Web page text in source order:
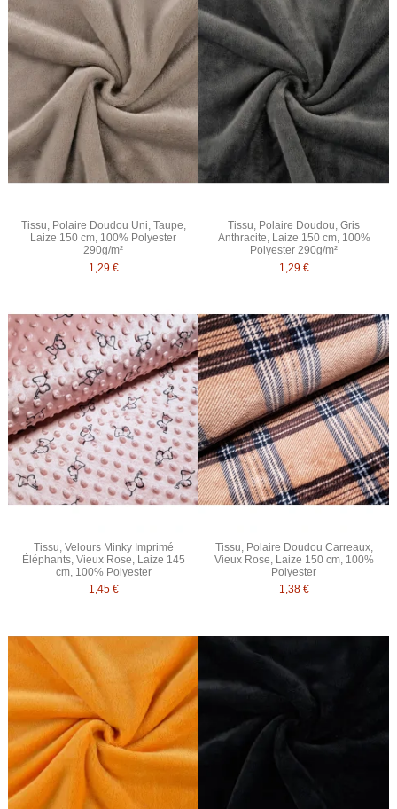
Tissu, Polaire Doudou Uni, Taupe,
Laize 150 cm, 100% Polyester
290g/m²
1,29 €
Tissu, Polaire Doudou, Gris
Anthracite, Laize 150 cm, 100%
Polyester 290g/m²
1,29 €
Tissu, Velours Minky Imprimé
Éléphants, Vieux Rose, Laize 145
cm, 100% Polyester
1,45 €
Tissu, Polaire Doudou Carreaux,
Vieux Rose, Laize 150 cm, 100%
Polyester
1,38 €